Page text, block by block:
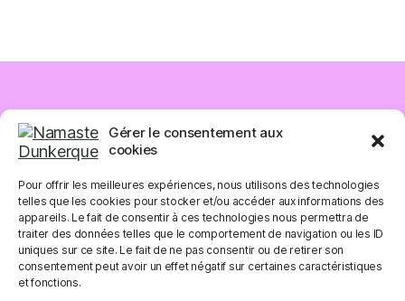
Gérer le consentement aux
cookies
Pour offrir les meilleures expériences, nous utilisons des technologies
telles que les cookies pour stocker et/ou accéder aux informations des
appareils. Le fait de consentir à ces technologies nous permettra de
traiter des données telles que le comportement de navigation ou les ID
uniques sur ce site. Le fait de ne pas consentir ou de retirer son
consentement peut avoir un effet négatif sur certaines caractéristiques
et fonctions.
NAMASTE DUNKERQUE
79, rue Eugène Dumez
59240 DUNKERQUE
+33 (0)6.89.59.96.32
CHAMBRES D’HÔTE